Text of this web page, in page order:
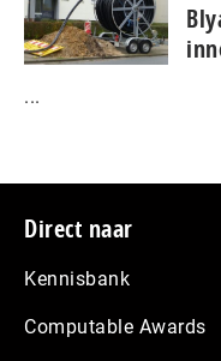
...
Footer
Direct naar
Kennisbank
Computable Awards